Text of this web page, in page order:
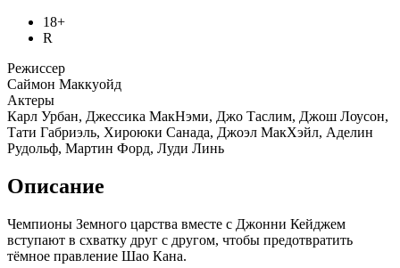
18+
R
Режиссер
Саймон Маккуойд
Актеры
Карл Урбан, Джессика МакНэми, Джо Таслим, Джош Лоусон,
Тати Габриэль, Хироюки Санада, Джоэл МакХэйл, Аделин
Рудольф, Мартин Форд, Луди Линь
Описание
Чемпионы Земного царства вместе с Джонни Кейджем
вступают в схватку друг с другом, чтобы предотвратить
тёмное правление Шао Кана.